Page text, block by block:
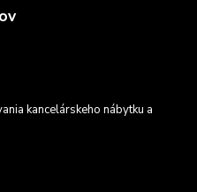
kancelárskeho nábytku a